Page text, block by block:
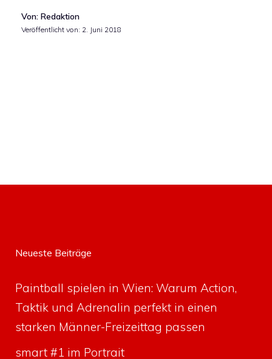
Von: Redaktion
Veröffentlicht von: 2. Juni 2018
Neueste Beiträge
Paintball spielen in Wien: Warum Action,
Taktik und Adrenalin perfekt in einen
starken Männer-Freizeittag passen
smart #1 im Portrait